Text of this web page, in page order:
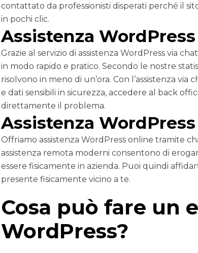
contattato da professionisti disperati perché il
in pochi clic.
Assistenza
Grazie al servizio di assistenza WordPress via
in modo rapido e pratico. Secondo le nostre
risolvono in meno di un’ora. Con l’assistenza
e dati sensibili in sicurezza, accedere al back
direttamente il problema.
Assistenza
Offriamo assistenza WordPress online tramite
assistenza remota moderni consentono di
essere fisicamente in azienda. Puoi quindi
presente fisicamente vicino a te.
Cosa può fare un
WordPress?